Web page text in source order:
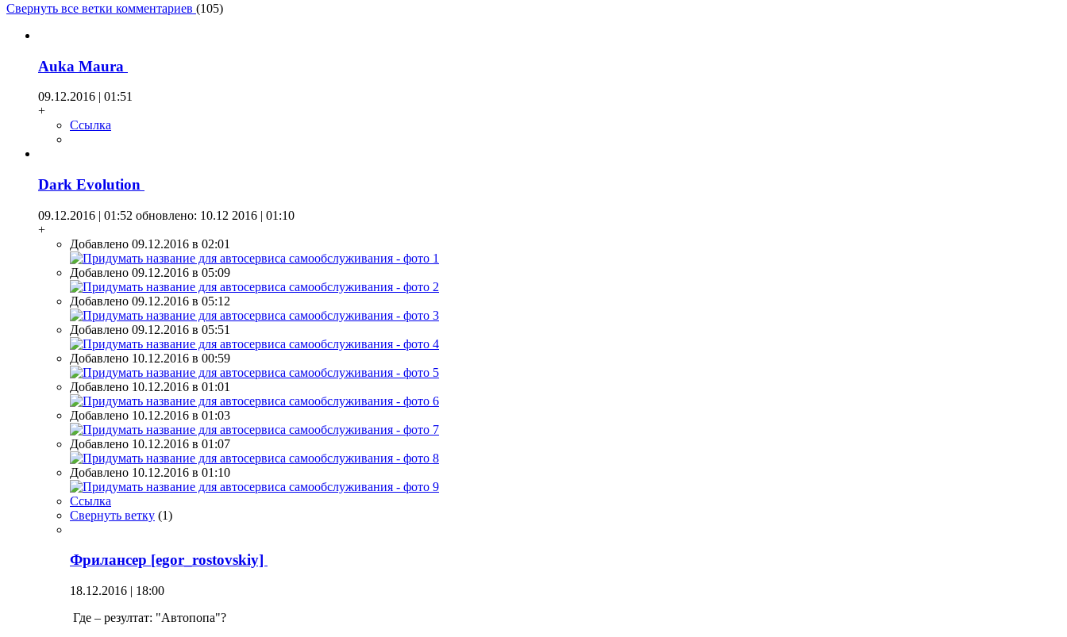
Свернуть все ветки комментариев (105)
Auka Maura
09.12.2016 | 01:51
+
Ссылка
Dark Evolution
09.12.2016 | 01:52 обновлено: 10.12 2016 | 01:10
+
Добавлено 09.12.2016 в 02:01
Добавлено 09.12.2016 в 05:09
Добавлено 09.12.2016 в 05:12
Добавлено 09.12.2016 в 05:51
Добавлено 10.12.2016 в 00:59
Добавлено 10.12.2016 в 01:01
Добавлено 10.12.2016 в 01:03
Добавлено 10.12.2016 в 01:07
Добавлено 10.12.2016 в 01:10
Ссылка
Свернуть ветку (1)
Фрилансер [egor_rostovskiy]
18.12.2016 | 18:00
Где – резултат: "Автопопа"?